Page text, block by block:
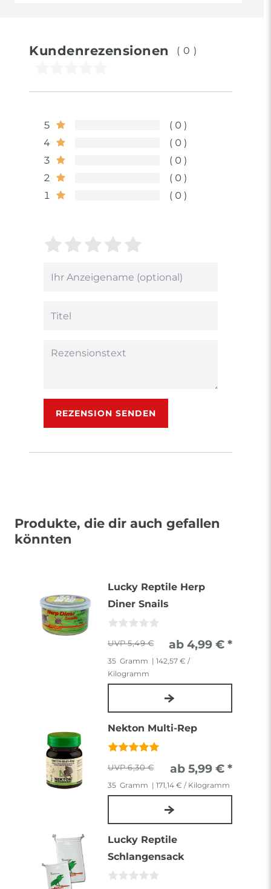
Kundenrezensionen (0)
5
0
4
0
3
0
2
0
1
0
Bewertungssterne
von
4
von
3
2
von
1
von
Bewertungssternen
Anzeigename
Rezensionstext
REZENSION SENDEN
Produkte, die dir auch gefallen
könnten
Lucky Reptile Herp
Diner Snails
5,49 € ab 4,99 € *
35 Gramm | 142,57 € /
Kilogramm
Nekton Multi-Rep
6,30 € ab 5,99 € *
35 Gramm | 171,14 € / Kilogramm
Lucky Reptile
Schlangensack